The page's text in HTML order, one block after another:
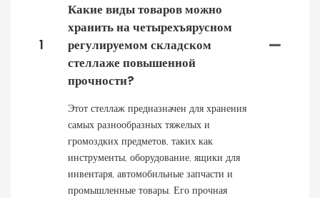
1
Какие виды товаров можно
хранить на четырехъярусном
регулируемом складском
стеллаже повышенной
прочности?
Этот стеллаж предназначен для хранения
самых разнообразных тяжелых и
громоздких предметов, таких как
инструменты, оборудование, ящики для
инвентаря, автомобильные запчасти и
промышленные товары. Его прочная